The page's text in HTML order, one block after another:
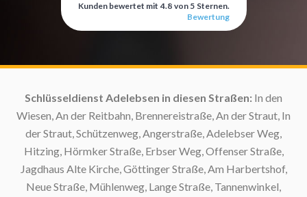
Kunden bewertet mit 4.8 von 5 Sternen.
Bewertung
Schlüsseldienst Adelebsen in diesen Straßen: In den
Wiesen, An der Reitbahn, Brennereistraße, An der Straut, In
der Straut, Schützenweg, Angerstraße, Adelebser Weg,
Hitzing, Hörmker Straße, Erbser Weg, Offenser Straße,
Jagdhaus Alte Kirche, Göttinger Straße, Am Harbertshof,
Neue Straße, Mühlenweg, Lange Straße, Tannenwinkel,